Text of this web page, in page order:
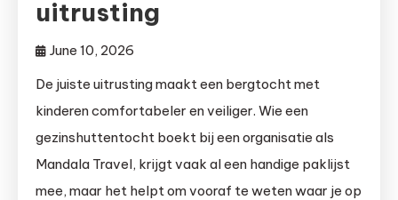
uitrusting
June 10, 2026
De juiste uitrusting maakt een bergtocht met
kinderen comfortabeler en veiliger. Wie een
gezinshuttentocht boekt bij een organisatie als
Mandala Travel, krijgt vaak al een handige paklijst
mee, maar het helpt om vooraf te weten waar je op